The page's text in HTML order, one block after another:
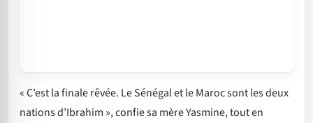
« C’est la finale rêvée. Le Sénégal et le Maroc sont les deux
nations d’Ibrahim », confie sa mère Yasmine, tout en